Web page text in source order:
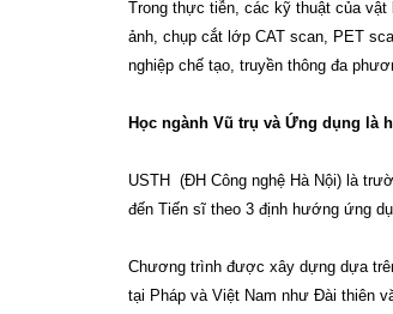
Trong thực tiễn, các kỹ thuật của
ảnh, chụp cắt lớp CAT scan, PET
nghiệp chế tạo, truyền thông đa
Học ngành Vũ trụ và Ứng dụng là
USTH (ĐH Công nghệ Hà Nội) là
đến Tiến sĩ theo 3 định hướng ứng
Chương trình được xây dựng dựa
tại Pháp và Việt Nam như Đài thiên